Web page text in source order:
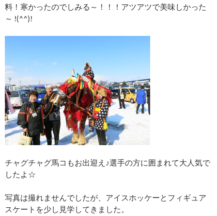
料！寒かったのでしみる～！！！アツアツで美味しかった
～ !(^^)!
チャグチャグ馬コもお出迎え♪選手の方に囲まれて大人気で
したよ☆
写真は撮れませんでしたが、アイスホッケーとフィギュア
スケートを少し見学してきました。